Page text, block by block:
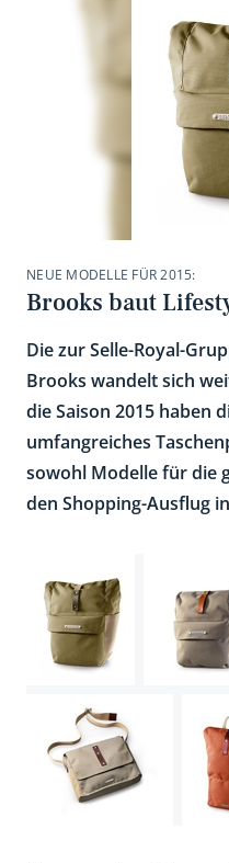
NEUE MODELLE FÜR 2015:
Brooks baut
Die zur Selle-Royal-
Brooks wandelt sich
die Saison 2015 haben
umfangreiches
sowohl Modelle für die
den Shopping-Ausflug